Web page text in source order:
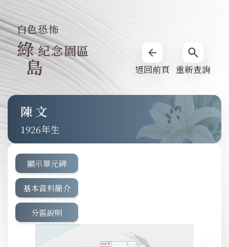
重新查詢
返回前頁
白色恐怖
綠
島
紀念園區
陳文
1926
顯示單元碑
基本資料簡介
分區說明